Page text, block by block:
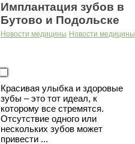
Имплантация зубов в
Бутово и Подольске
Новости медицины Новости медицины
Красивая улыбка и здоровые
зубы – это тот идеал, к
которому все стремятся.
Отсутствие одного или
нескольких зубов может
привести ...